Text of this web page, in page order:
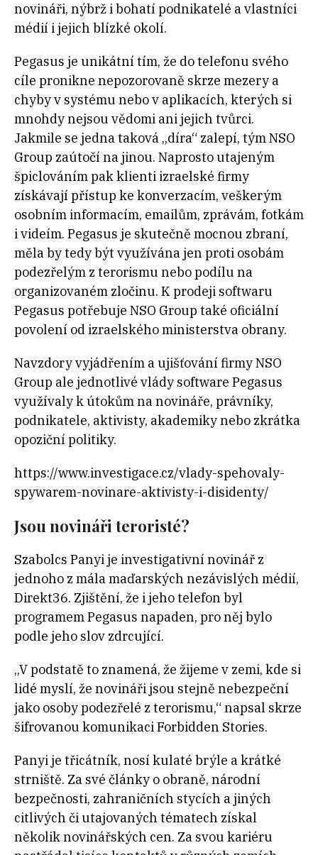
novináři, nýbrž i bohatí podnikatelé a vlastníci
médií i jejich blízké okolí.
Pegasus je unikátní tím, že do telefonu svého
cíle pronikne nepozorovaně skrze mezery a
chyby v systému nebo v aplikacích, kterých si
mnohdy nejsou vědomi ani jejich tvůrci.
Jakmile se jedna taková „díra“ zalepí, tým NSO
Group zaútočí na jinou. Naprosto utajeným
špiclováním pak klienti izraelské firmy
získávají přístup ke konverzacím, veškerým
osobním informacím, emailům, zprávám, fotkám
i videím. Pegasus je skutečně mocnou zbraní,
měla by tedy být využívána jen proti osobám
podezřelým z terorismu nebo podílu na
organizovaném zločinu. K prodeji softwaru
Pegasus potřebuje NSO Group také oficiální
povolení od izraelského ministerstva obrany.
Navzdory vyjádřením a ujišťování firmy NSO
Group ale jednotlivé vlády software Pegasus
využívaly k útokům na novináře, právníky,
podnikatele, aktivisty, akademiky nebo zkrátka
opoziční politiky.
https://www.investigace.cz/vlady-spehovaly-
spywarem-novinare-aktivisty-i-disidenty/
Jsou novináři teroristé?
Szabolcs Panyi je investigativní novinář z
jednoho z mála maďarských nezávislých médií,
Direkt36. Zjištění, že i jeho telefon byl
programem Pegasus napaden, pro něj bylo
podle jeho slov zdrcující.
„V podstatě to znamená, že žijeme v zemi, kde si
lidé myslí, že novináři jsou stejně nebezpeční
jako osoby podezřelé z terorismu,“ napsal skrze
šifrovanou komunikaci Forbidden Stories.
Panyi je třicátník, nosí kulaté brýle a krátké
strniště. Za své články o obraně, národní
bezpečnosti, zahraničních stycích a jiných
citlivých či utajovaných tématech získal
několik novinářských cen. Za svou kariéru